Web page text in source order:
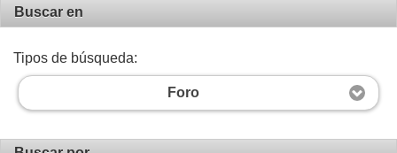
Buscar en
Tipos de búsqueda:
Foro